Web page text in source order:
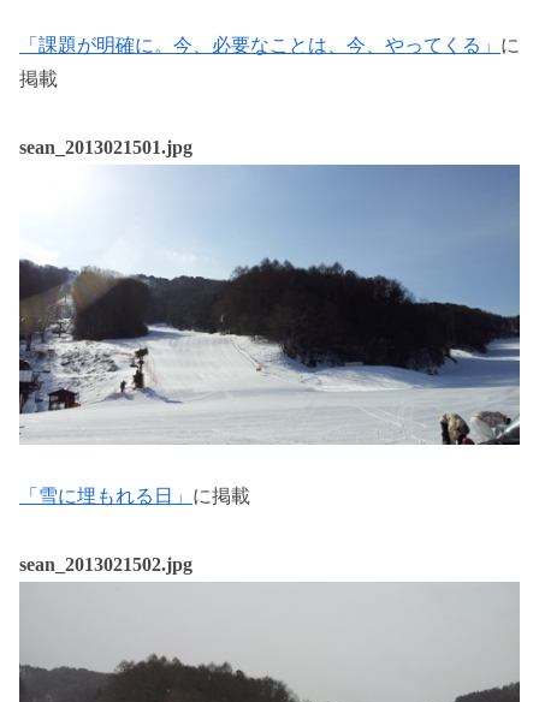
「課題が明確に。今、必要なことは、今、やってくる」 に
掲載
sean_2013021501.jpg
「雪に埋もれる日」 に掲載
sean_2013021502.jpg